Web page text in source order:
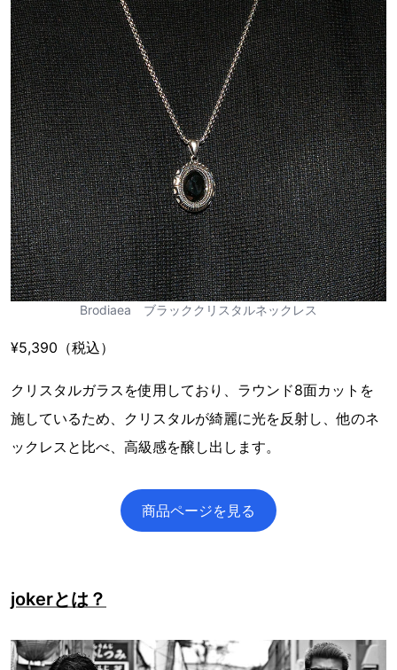
Brodiaea ブラッククリスタルネックレス
¥5,390（税込）
クリスタルガラスを使用しており、ラウンド8面カットを
施しているため、クリスタルが綺麗に光を反射し、他のネ
ックレスと比べ、高級感を醸し出します。
商品ページを見る
jokerとは？